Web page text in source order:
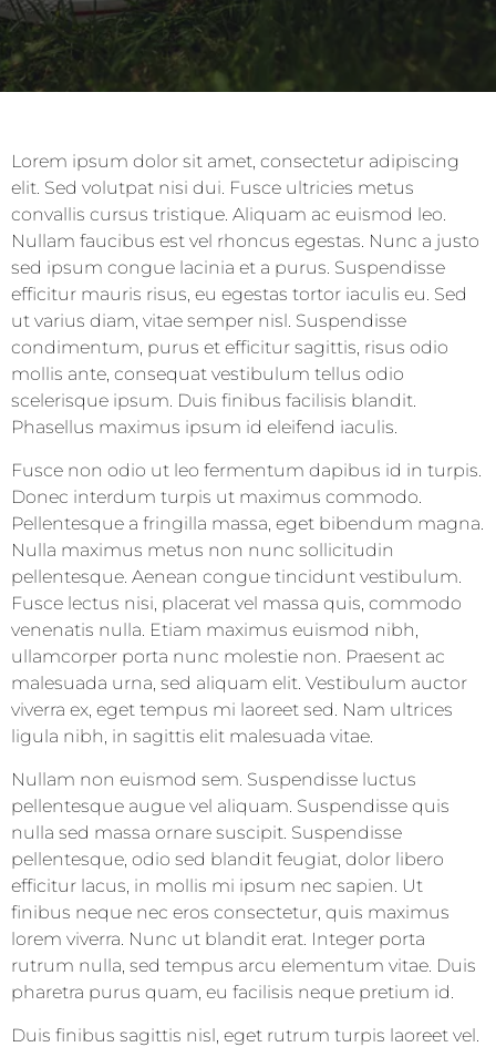
Lorem ipsum dolor sit amet, consectetur adipiscing
elit. Sed volutpat nisi dui. Fusce ultricies metus
convallis cursus tristique. Aliquam ac euismod leo.
Nullam faucibus est vel rhoncus egestas. Nunc a justo
sed ipsum congue lacinia et a purus. Suspendisse
efficitur mauris risus, eu egestas tortor iaculis eu. Sed
ut varius diam, vitae semper nisl. Suspendisse
condimentum, purus et efficitur sagittis, risus odio
mollis ante, consequat vestibulum tellus odio
scelerisque ipsum. Duis finibus facilisis blandit.
Phasellus maximus ipsum id eleifend iaculis.
Fusce non odio ut leo fermentum dapibus id in turpis.
Donec interdum turpis ut maximus commodo.
Pellentesque a fringilla massa, eget bibendum magna.
Nulla maximus metus non nunc sollicitudin
pellentesque. Aenean congue tincidunt vestibulum.
Fusce lectus nisi, placerat vel massa quis, commodo
venenatis nulla. Etiam maximus euismod nibh,
ullamcorper porta nunc molestie non. Praesent ac
malesuada urna, sed aliquam elit. Vestibulum auctor
viverra ex, eget tempus mi laoreet sed. Nam ultrices
ligula nibh, in sagittis elit malesuada vitae.
Nullam non euismod sem. Suspendisse luctus
pellentesque augue vel aliquam. Suspendisse quis
nulla sed massa ornare suscipit. Suspendisse
pellentesque, odio sed blandit feugiat, dolor libero
efficitur lacus, in mollis mi ipsum nec sapien. Ut
finibus neque nec eros consectetur, quis maximus
lorem viverra. Nunc ut blandit erat. Integer porta
rutrum nulla, sed tempus arcu elementum vitae. Duis
pharetra purus quam, eu facilisis neque pretium id.
Duis finibus sagittis nisl, eget rutrum turpis laoreet vel.